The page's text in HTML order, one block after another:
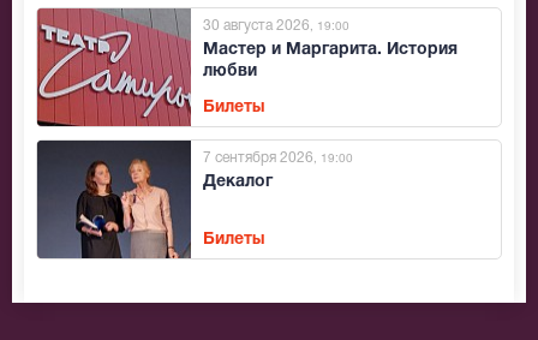
Мастер и Маргарита. История
любви
30 августа 2026 , 19:00
Билеты
Декалог
7 сентября 2026 , 19:00
Билеты